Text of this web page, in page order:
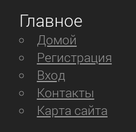
Главное
Домой
Регистрация
Вход
Контакты
Карта сайта